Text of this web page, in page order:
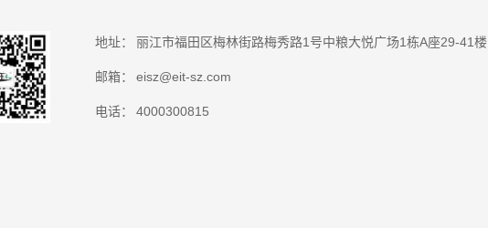
地址： 丽江市福田区梅林街路梅秀路1号中粮大悦广场1栋A座29-41楼
邮箱： eisz@eit-sz.com
电话： 4000300815